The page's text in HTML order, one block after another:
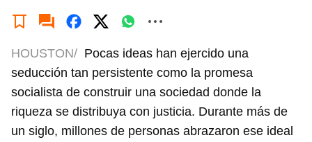
HOUSTON/ Pocas ideas han ejercido una
seducción tan persistente como la promesa
socialista de construir una sociedad donde la
riqueza se distribuya con justicia. Durante más de
un siglo, millones de personas abrazaron ese ideal